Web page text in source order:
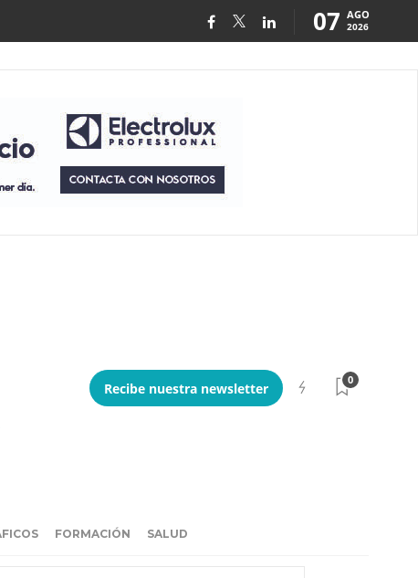
07 AGO
2026
Recibe nuestra newsletter
0
FORMACIÓN SALUD